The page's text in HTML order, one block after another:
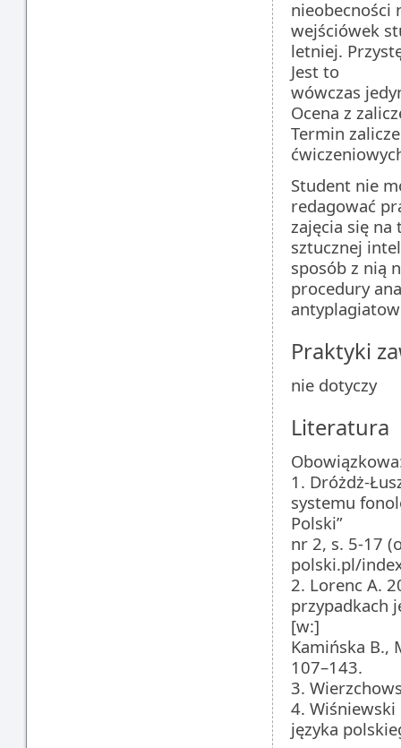
nieobecności
wejściówek
letniej.
Jest to
wówczas
Ocena z
Termin
Student nie
redagować
zajęcia się
sztucznej
sposób z nią
procedury
Praktyki
nie dotyczy
Literatura
1. Dróżdż-
systemu
Polski”
nr 2, s. 5-17
polski.pl/
2. Lorenc A.
przypadkach
[w:]
Kamińska B.,
107–143.
3.
4.
języka